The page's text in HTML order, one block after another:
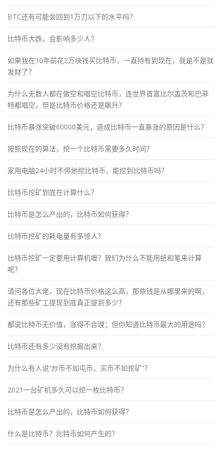
BTC还有可能会回到1万刀以下的水平吗？
比特币大跌，会影响多少人？
如果我在10年前花2万块钱买比特币，一直持有到现在，我是不是就
发财了？
为什么无数人都在做空和唱空比特币，连世界首富比尔盖茨和巴菲
特都唱空，但是比特币价格还是飙升？
比特币暴涨突破60000美元，造成比特币一直暴涨的原因是什么？
按照现在的算法，挖一个比特币需要多久时间？
家用电脑24小时不停地挖比特币，能挖到比特币吗？
比特币挖矿到底在计算什么？
比特币是怎么产出的，比特币如何获得？
比特币挖矿的耗电量有多惊人？
比特币挖矿一定要用计算机嚒？我们为什么不能用纸和笔来计算
呢？
请问各位大佬，现在比特币价格这么高，那些钱是从哪里来的啊，
还有那些矿工提现到底真正提到多少？
都说比特币无价值，涨得不合理；但你知道比特币最大的用途吗？
比特币还有多少没有挖掘出来？
为什么有人说“炒币不如屯币，买币不如挖矿”？
2021一台矿机多久可以挖一枚比特币？
比特币是怎么产出的，比特币如何获得？
什么是比特币？比特币如何产生的？